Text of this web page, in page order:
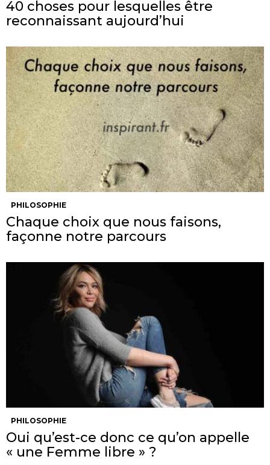
40 choses pour lesquelles être
reconnaissant aujourd’hui
PHILOSOPHIE
Chaque choix que nous faisons,
façonne notre parcours
PHILOSOPHIE
Oui qu’est-ce donc ce qu’on appelle
« une Femme libre » ?